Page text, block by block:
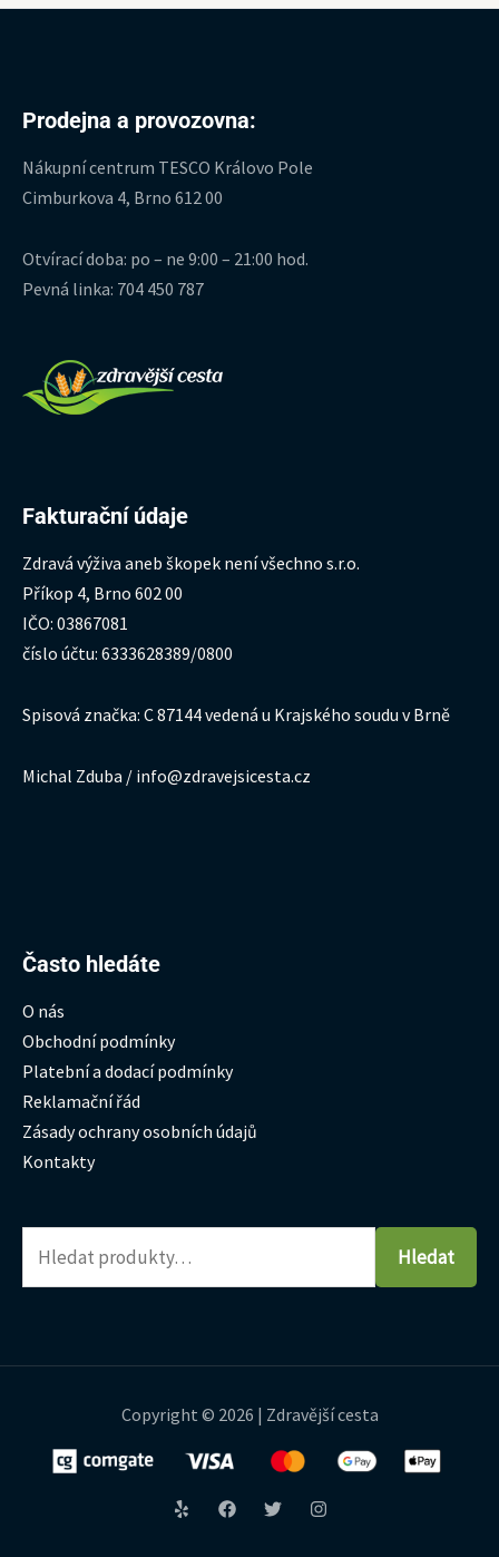
Prodejna a provozovna:
Nákupní centrum TESCO Královo Pole
Cimburkova 4, Brno 612 00
Otvírací doba: po – ne 9:00 – 21:00 hod.
Pevná linka: 704 450 787
Fakturační údaje
Zdravá výživa aneb škopek není všechno s.r.o.
Příkop 4, Brno 602 00
IČO: 03867081
číslo účtu: 6333628389/0800
Spisová značka: C 87144 vedená u Krajského soudu v Brně
Michal Zduba / info@zdravejsicesta.cz
Často hledáte
O nás
Obchodní podmínky
Platební a dodací podmínky
Reklamační řád
Zásady ochrany osobních údajů
Kontakty
Hledat:
Hledat
Copyright © 2026 | Zdravější cesta